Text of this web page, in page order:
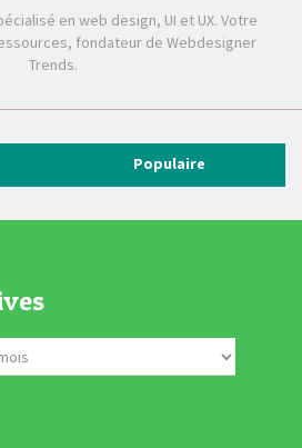
en web design, UI et UX. Votre
fondateur de Webdesigner
Trends.
Populaire